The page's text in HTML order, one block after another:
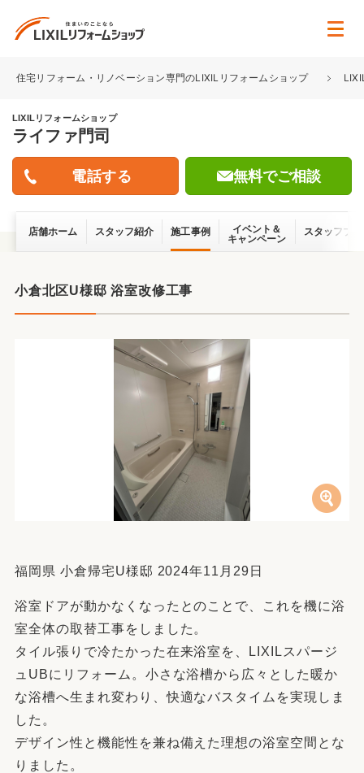
住宅リフォーム・リノベーション専門のLIXILリフォームショップ
LIXILリフォームショップ
ライファ門司
無料でご相談
店舗ホーム スタッフ紹介 施工事例
イベント＆
キャンペーン
スタッフブ
小倉北区U様邸 浴室改修工事
福岡県 小倉帰宅U様邸 2024年11月29日
浴室ドアが動かなくなったとのことで、これを機に浴
室全体の取替工事をしました。
タイル張りで冷たかった在来浴室を、LIXILスパージ
ュUBにリフォーム。小さな浴槽から広々とした暖か
な浴槽へ生まれ変わり、快適なバスタイムを実現しま
した。
デザイン性と機能性を兼ね備えた理想の浴室空間とな
りました。